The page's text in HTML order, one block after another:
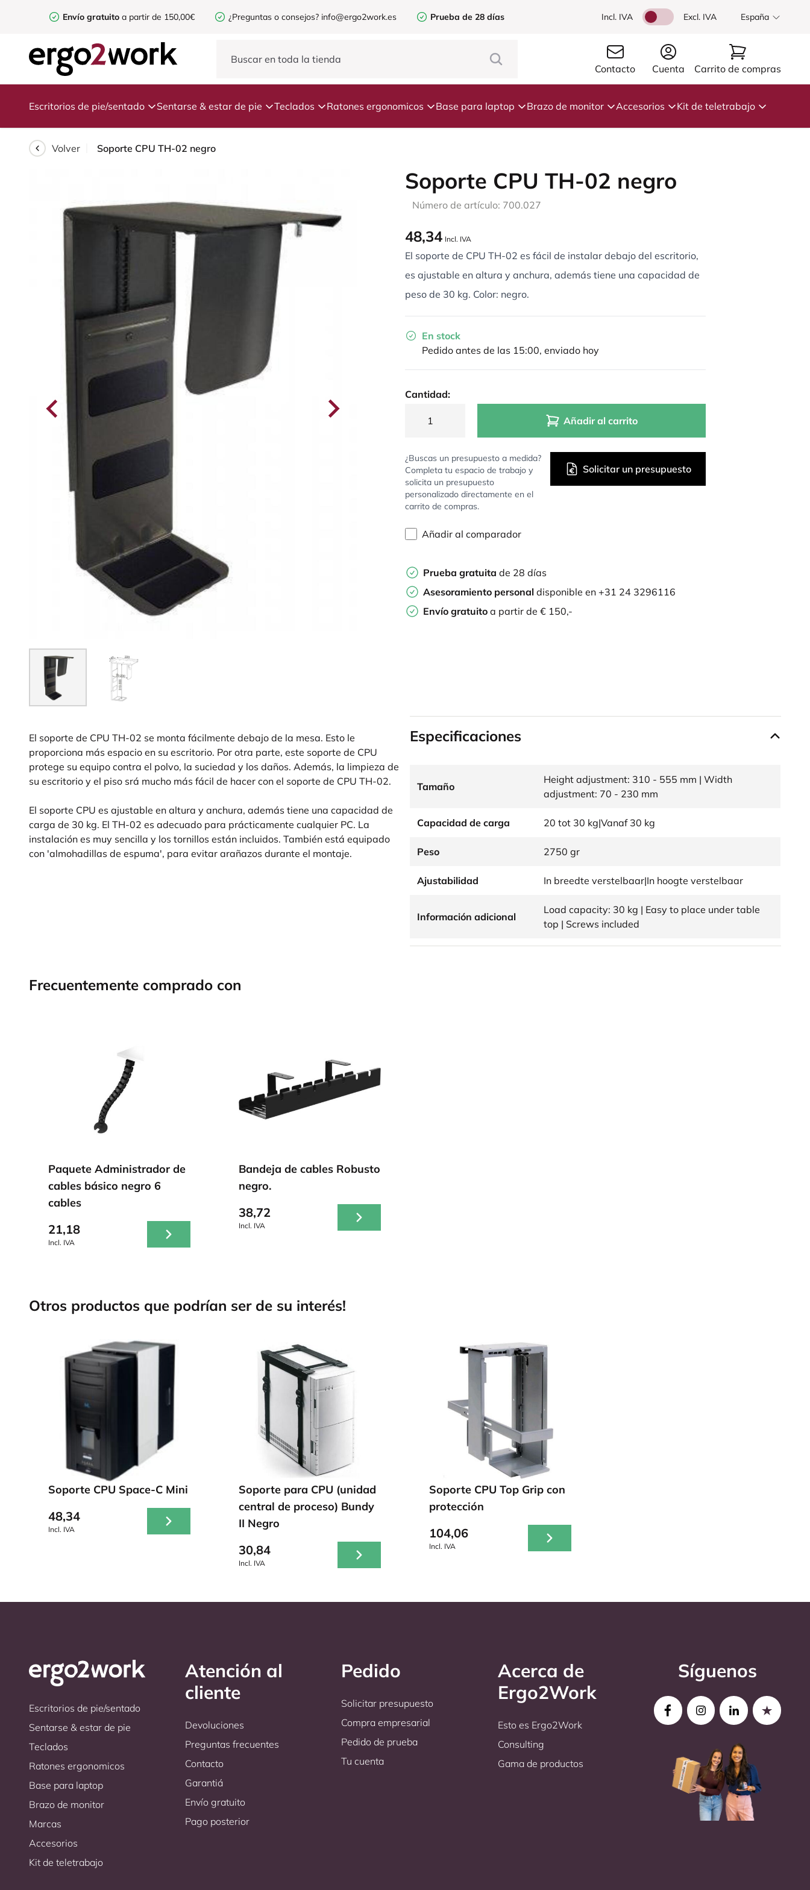
Envío gratuito a partir de 150,00€ ¿Preguntas o consejos? info@ergo2work.es Prueba de 28 días Incl. IVA Excl. IVA España
Contacto Cuenta Carrito de compras
Escritorios de pie/sentado Sentarse & estar de pie Teclados Ratones ergonomicos Base para laptop Brazo de monitor Accesorios Kit de teletrabajo
Volver Soporte CPU TH-02 negro
Soporte CPU TH-02 negro
Número de artículo: 700.027
48,34 Incl. IVA
El soporte de CPU TH-02 es fácil de instalar debajo del escritorio,
es ajustable en altura y anchura, además tiene una capacidad de
peso de 30 kg. Color: negro.
En stock
Pedido antes de las 15:00, enviado hoy
Cantidad:
Añadir al carrito
¿Buscas un presupuesto a medida?
Completa tu espacio de trabajo y
solicita un presupuesto
personalizado directamente en el
carrito de compras.
Solicitar un presupuesto
Añadir al comparador
Prueba gratuita de 28 días
Asesoramiento personal disponible en +31 24 3296116
Envío gratuito a partir de € 150,-
El soporte de CPU TH-02 se monta fácilmente debajo de la mesa. Esto le
proporciona más espacio en su escritorio. Por otra parte, este soporte de CPU
protege su equipo contra el polvo, la suciedad y los daños. Además, la limpieza de
su escritorio y el piso srá mucho más fácil de hacer con el soporte de CPU TH-02.
El soporte CPU es ajustable en altura y anchura, además tiene una capacidad de
carga de 30 kg. El TH-02 es adecuado para prácticamente cualquier PC. La
instalación es muy sencilla y los tornillos están incluidos. También está equipado
con 'almohadillas de espuma', para evitar arañazos durante el montaje.
Especificaciones
Tamaño
Height adjustment: 310 - 555 mm | Width
adjustment: 70 - 230 mm
Capacidad de carga 20 tot 30 kg|Vanaf 30 kg
Peso 2750 gr
Ajustabilidad In breedte verstelbaar|In hoogte verstelbaar
Información adicional
Load capacity: 30 kg | Easy to place under table
top | Screws included
Frecuentemente comprado con
Paquete Administrador de
cables básico negro 6
cables
21,18
Incl. IVA
Bandeja de cables Robusto
negro.
38,72
Incl. IVA
Otros productos que podrían ser de su interés!
Soporte CPU Space-C Mini
48,34
Incl. IVA
Soporte para CPU (unidad
central de proceso) Bundy
II Negro
30,84
Incl. IVA
Soporte CPU Top Grip con
protección
104,06
Incl. IVA
Escritorios de pie/sentado
Sentarse & estar de pie
Teclados
Ratones ergonomicos
Base para laptop
Brazo de monitor
Marcas
Accesorios
Kit de teletrabajo
Atención al
cliente
Devoluciones
Preguntas frecuentes
Contacto
Garantiá
Envío gratuito
Pago posterior
Pedido
Solicitar presupuesto
Compra empresarial
Pedido de prueba
Tu cuenta
Acerca de
Ergo2Work
Esto es Ergo2Work
Consulting
Gama de productos
Síguenos